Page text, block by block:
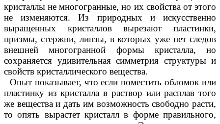
кристаллы не многогранные, но их свойства от этого
не изменяются. Из природных и искусственно
выращенных кристаллов вырезают пластинки,
призмы, стержни, линзы, в которых уже нет следов
внешней многогранной формы кристалла, но
сохраняется удивительная симметрия структуры и
свойств кристаллического вещества.
Опыт показывает, что если поместить обломок или
пластинку из кристалла в раствор или расплав того
же вещества и дать им возможность свободно расти,
то опять вырастет кристалл в форме правильного,